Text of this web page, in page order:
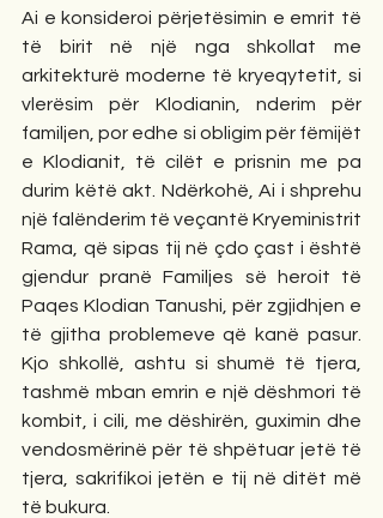
Ai e konsideroi përjetësimin e emrit të
të birit në një nga shkollat me
arkitekturë moderne të kryeqytetit, si
vlerësim për Klodianin, nderim për
familjen, por edhe si obligim për fëmijët
e Klodianit, të cilët e prisnin me pa
durim këtë akt. Ndërkohë, Ai i shprehu
një falënderim të veçantë Kryeministrit
Rama, që sipas tij në çdo çast i është
gjendur pranë Familjes së heroit të
Paqes Klodian Tanushi, për zgjidhjen e
të gjitha problemeve që kanë pasur.
Kjo shkollë, ashtu si shumë të tjera,
tashmë mban emrin e një dëshmori të
kombit, i cili, me dëshirën, guximin dhe
vendosmërinë për të shpëtuar jetë të
tjera, sakrifikoi jetën e tij në ditët më
të bukura.